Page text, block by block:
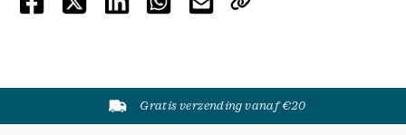
Gratis verzending vanaf €20